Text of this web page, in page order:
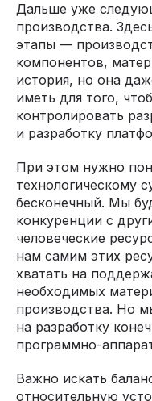
Дальше уже
производства.
этапы —
компонентов,
история, но она
иметь для того,
контролировать
и разработку
При этом нужно
технологическому
бесконечный. Мы
конкуренции с
человеческие
нам самим этих
хватать на
необходимых
производства. Но
на разработку
программно-
Важно искать
относительную